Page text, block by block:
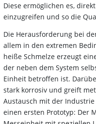
Diese ermöglichen es,
einzugreifen und so die
Die Herausforderung bei
allem in den extremen
heiße Schmelze erzeugt
der neben dem System
Einheit betroffen ist.
stark korrosiv und greift
Austausch mit der
einen ersten Prototyp: Der